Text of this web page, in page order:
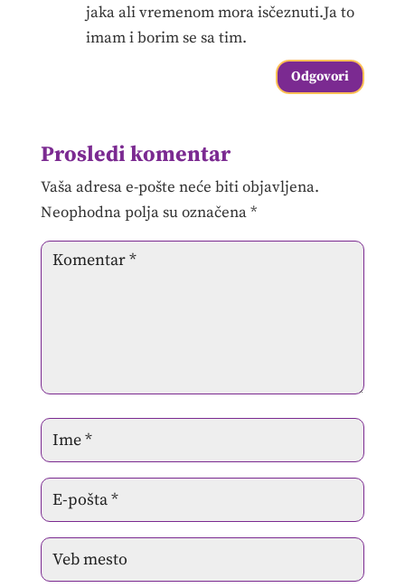
jaka ali vremenom mora isčeznuti.Ja to
imam i borim se sa tim.
Odgovori
Prosledi komentar
Vaša adresa e-pošte neće biti objavljena.
Neophodna polja su označena*